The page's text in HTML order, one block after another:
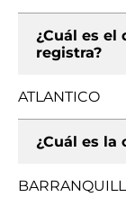
¿Cuál es el
registra?
ATLANTICO
¿Cuál es la